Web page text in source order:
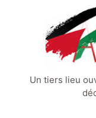
Un tiers lieu